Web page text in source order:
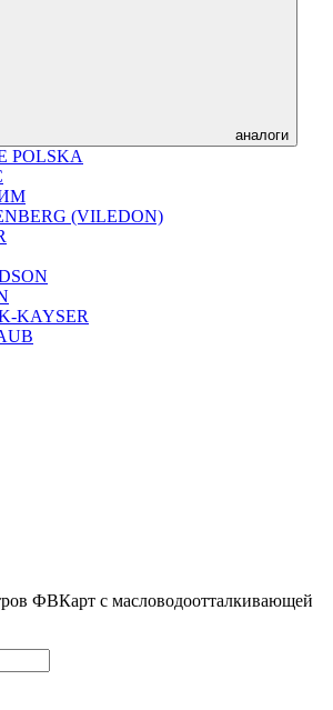
аналоги
POLSKA
(VILEDON)
KAYSER
ФВКарт с масловодоотталкивающей